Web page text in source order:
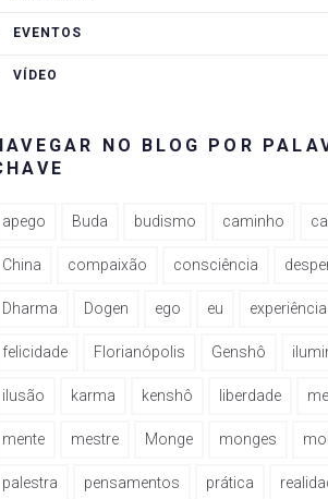
EVENTOS
VÍDEO
NO BLOG POR
apego Buda budismo caminho
China compaixão consciência
Dharma Dogen ego eu experiência
felicidade Florianópolis Genshô
ilusão karma kenshô liberdade
mente mestre Monge monges
palestra pensamentos prática